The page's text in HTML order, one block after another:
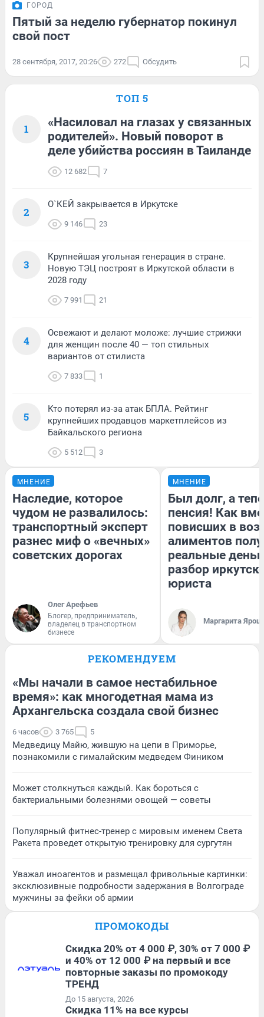
ГОРОД
Пятый за неделю губернатор покинул
свой пост
28 сентября, 2017, 20:26 272 Обсудить
ТОП 5
1
«Насиловал на глазах у связанных
родителей». Новый поворот в
деле убийства россиян в Таиланде
12 682 7
2
О`КЕЙ закрывается в Иркутске
9 146 23
3
Крупнейшая угольная генерация в стране.
Новую ТЭЦ построят в Иркутской области в
2028 году
7 991 21
4
Освежают и делают моложе: лучшие стрижки
для женщин после 40 — топ стильных
вариантов от стилиста
7 833 1
5
Кто потерял из-за атак БПЛА. Рейтинг
крупнейших продавцов маркетплейсов из
Байкальского региона
5 512 3
МНЕНИЕ
Наследие, которое
чудом не развалилось:
транспортный эксперт
разнес миф о «вечных»
советских дорогах
Олег Арефьев
Блогер, предприниматель,
владелец в транспортном
бизнесе
МНЕНИЕ
Был долг, а
пенсия! Как
повисших в
алиментов
реальные
разбор
юриста
Маргарита
РЕКОМЕНДУЕМ
«Мы начали в самое нестабильное
время»: как многодетная мама из
Архангельска создала свой бизнес
6 часов 3 765 5
Медведицу Майю, жившую на цепи в Приморье,
познакомили с гималайским медведем Фиником
Может столкнуться каждый. Как бороться с
бактериальными болезнями овощей — советы
Популярный фитнес-тренер с мировым именем Света
Ракета проведет открытую тренировку для сургутян
Уважал иноагентов и размещал фривольные картинки:
эксклюзивные подробности задержания в Волгограде
мужчины за фейки об армии
ПРОМОКОДЫ
Скидка 20% от 4 000 ₽, 30% от 7 000 ₽
и 40% от 12 000 ₽ на первый и все
повторные заказы по промокоду
ТРЕНД
До 15 августа, 2026
Скидка 11% на все курсы